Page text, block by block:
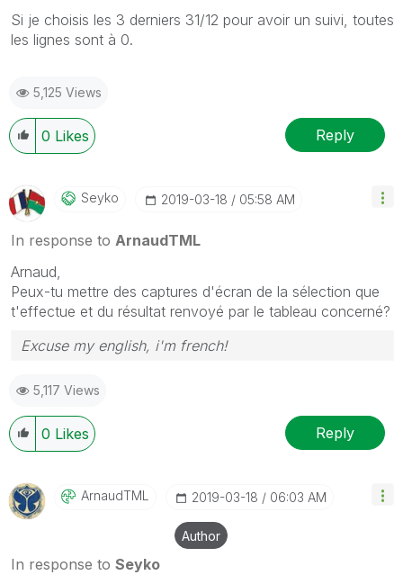
Si je choisis les 3 derniers 31/12 pour avoir un suivi, toutes
les lignes sont à 0.
5,125 Views
0 Likes Reply
Seyko ‎2019-03-18 05:58 AM
In response to ArnaudTML
Arnaud,
Peux-tu mettre des captures d'écran de la sélection que
t'effectue et du résultat renvoyé par le tableau concerné?
Excuse my english, i'm french!
5,117 Views
0 Likes Reply
ArnaudTML ‎2019-03-18 06:03 AM
Author
In response to Seyko